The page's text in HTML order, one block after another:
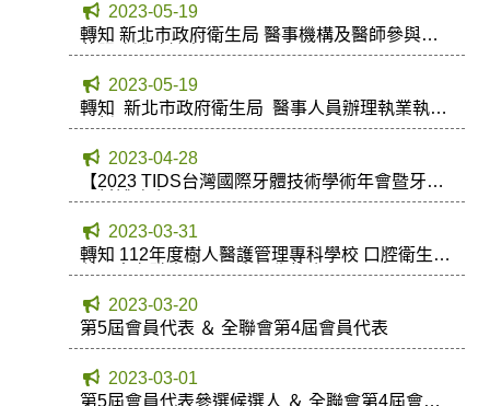
2023-05-19
轉知 新北市政府衛生局 醫事機構及醫師參與戒
菸服務補助計畫
2023-05-19
轉知 新北市政府衛生局 醫事人員辦理執業執照
更新
2023-04-28
【2023 TIDS台灣國際牙體技術學術年會暨牙技
器材博覽會】
2023-03-31
轉知 112年度樹人醫護管理專科學校 口腔衛生學
科二專在職專班及五專招生簡介
2023-03-20
第5屆會員代表 ＆ 全聯會第4屆會員代表
2023-03-01
第5屆會員代表參選候選人 ＆ 全聯會第4屆會員